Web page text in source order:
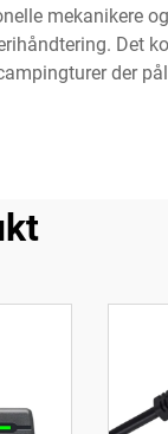
mekanikere
Det
der